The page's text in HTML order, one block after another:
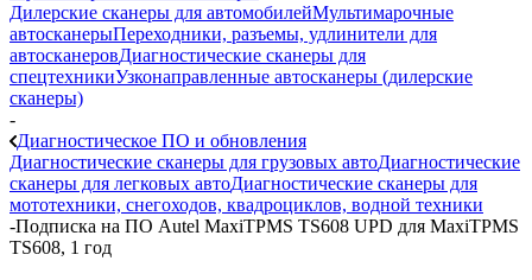
Дилерские сканеры для автомобилейМультимарочные
автосканерыПереходники, разъемы, удлинители для
автосканеровДиагностические сканеры для
спецтехникиУзконаправленные автосканеры (дилерские
сканеры)
-
Диагностическое ПО и обновления
Диагностические сканеры для грузовых автоДиагностические
сканеры для легковых автоДиагностические сканеры для
мототехники, снегоходов, квадроциклов, водной техники
-Подписка на ПО Autel MaxiTPMS TS608 UPD для MaxiTPMS
TS608, 1 год